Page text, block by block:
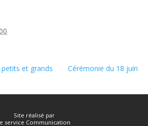
et grands Cérémonie du 18 juin
Site réalisé par
service Communication